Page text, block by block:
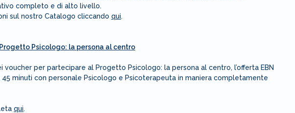
completo e di alto livello.
sul nostro Catalogo cliccando qui.
Psicologo: la persona al centro
voucher per partecipare al Progetto Psicologo: la persona al centro, l’offerta EBN
minuti con personale Psicologo e Psicoterapeuta in maniera completamente
qui.